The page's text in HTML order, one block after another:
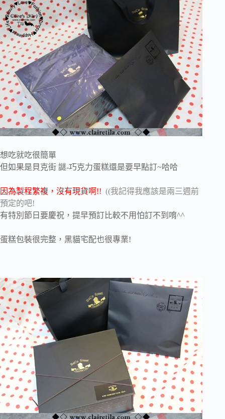
想吃就吃很簡單
但如果是貝克街 謎-巧克力蛋糕還是要早點訂~哈哈
因為製程繁複，沒有現貨啊!! ((我記得我應該是兩三週前
預定的吧!
有特別節日要慶祝，提早預訂比較不用怕訂不到唷^^
蛋糕包裝很完整，黑貓宅配也很專業!